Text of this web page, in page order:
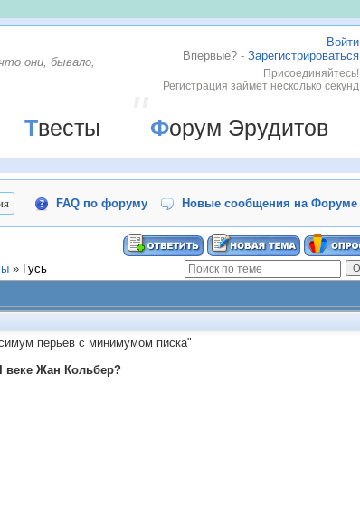
Войти
Впервые? - Зарегистрироваться
Присоединяйтесь!
Регистрация займет несколько секунд
они, бывало,
Твесты Форум Эрудитов
FAQ по форуму Новые сообщения на Форуме
» Гусь
перьев с минимумом писка"
веке Жан Кольбер?